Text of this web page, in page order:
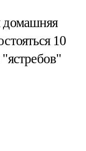
домашняя
10